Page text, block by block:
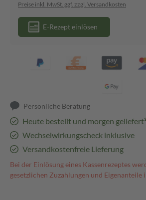
Preise inkl. MwSt. ggf. zzgl. Versandkosten
E-Rezept einlösen
Persönliche Beratung
Heute bestellt und morgen geliefert³
Wechselwirkungscheck inklusive
Versandkostenfreie Lieferung
Bei der Einlösung eines Kassenrezeptes
gesetzlichen Zuzahlungen und Eigenanteile